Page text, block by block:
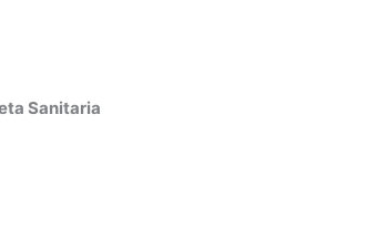
Sanitaria